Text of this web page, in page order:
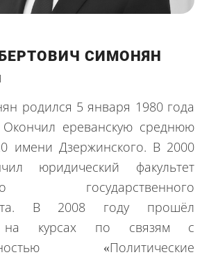
СИМОНЯН
родился 5 января 1980 года
ереванскую среднюю
имени Дзержинского. В 2000
юридический факультет
государственного
В 2008 году прошёл
на курсах по связям с
«Политические